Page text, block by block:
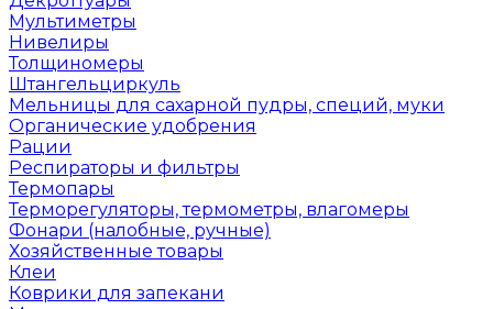
Мультиметры
Нивелиры
Толщиномеры
Штангельциркуль
Мельницы для сахарной пудры, специй, муки
Органические удобрения
Рации
Респираторы и фильтры
Термопары
Терморегуляторы, термометры, влагомеры
Фонари (налобные, ручные)
Хозяйственные товары
Клеи
Коврики для запекани